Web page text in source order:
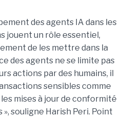
des agents IA dans les
jouent un rôle essentiel,
de les mettre dans la
des agents ne se limite pas
actions par des humains, il
sensibles comme
mises à jour de conformité
souligne Harish Peri. Point